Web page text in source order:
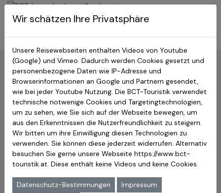
BCT-Touristik
Zurück: Hauptseite » Berühmte Japaner » Historische
Persönlichkeiten
Erfahren Sie mehr über
Ashikaga Takauji – Der Gründer
des Ashikaga-Shogunats und
eine prägende Figur der
japanischen Geschichte
Japanischer Schogun
Wir schätzen Ihre Privatsphäre
Unsere Reisewebseiten enthalten Videos von Youtube
(Google) und Vimeo. Dadurch werden Cookies gesetzt und
personenbezogene Daten wie IP-Adresse und
Browserinformationen an Google und Partnern gesendet,
wie bei jeder Youtube Nutzung. Die BCT-Touristik verwendet
technische notwenige Cookies und Targetingtechnologien,
um zu sehen, wie Sie sich auf der Webseite bewegen, um
aus den Erkenntnissen die Nutzerfreundlichkeit zu steigern.
Wir bitten um ihre Einwilligung diesen Technologien zu
verwenden. Sie können diese jederzeit widerrufen. Alternativ
besuchen Sie gerne unsere Webseite https://www.bct-
touristik.at. Diese enthält keine Videos und keine Cookies.
Datenschutz-Bestimmungen
Impressum